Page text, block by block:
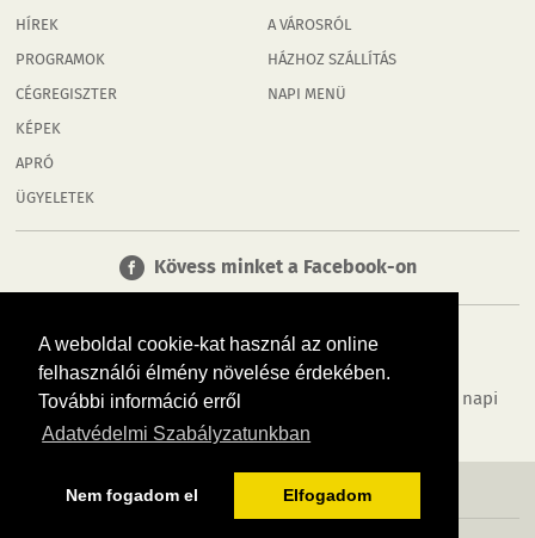
A weboldal cookie-kat használ az online
felhasználói élmény növelése érdekében.
További információ erről
Adatvédelmi Szabályzatunkban
Nem fogadom el Elfogadom
HÍREK
PROGRAMOK
CÉGREGISZTER
KÉPEK
APRÓ
ÜGYELETEK
A VÁROSRÓL
HÁZHOZ SZÁLLÍTÁS
NAPI MENÜ
Kövess minket a Facebook-on
Tudj meg többet városodról! Hírek, programok, képek, napi
menü, cégek…. és minden, ami Rábaköz
MÉDIAAJÁNLÓ ADATVÉDELEM IMPRESSZUM RÓLUNK